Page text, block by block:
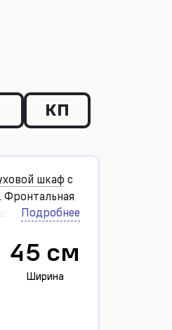
КП
шкафс
Подробнее
45 см
Ширина